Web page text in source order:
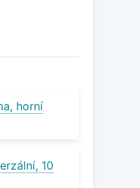
horní
10